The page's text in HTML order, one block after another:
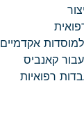
אקדמיים
קאנביס
רפואיות